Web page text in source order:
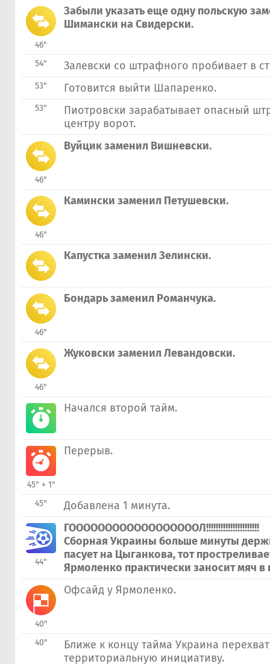
46"
Забыли указать еще одну польскую
Шимански на Свидерски.
54" Залевски со штрафного пробивает в
53" Готовится выйти Шапаренко.
53"
Пиотровски зарабатывает опасный
центру ворот.
46"
Вуйцик заменил Вишневски.
46"
Камински заменил Петушевски.
Капустка заменил Зелински.
46"
Бондарь заменил Романчука.
46"
Жуковски заменил Левандовски.
Начался второй тайм.
45" + 1"
Перерыв.
45" Добавлена 1 минута.
44"
ГООООООООООООООООООЛ!!!!!!!!!!!!!!!!!!!!!!
Сборная Украины больше минуты
пасует на Цыганкова, тот
Ярмоленко практически заносит мяч в
40"
Офсайд у Ярмоленко.
40"
Ближе к концу тайма Украина
территориальную инициативу.